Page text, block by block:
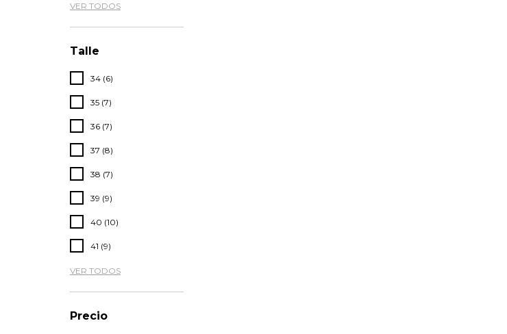
VER TODOS
Talle
34 (6)
35 (7)
36 (7)
37 (8)
38 (7)
39 (9)
40 (10)
41 (9)
VER TODOS
Precio